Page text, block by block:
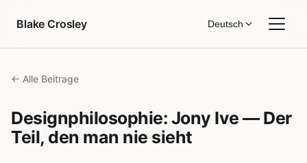
Blake Crosley
Deutsch
← Alle Beitrage
Designphilosophie: Jony Ive — Der
Teil, den man nie sieht